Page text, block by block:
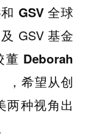
和 GSV 全球
及 GSV 基金
董 Deborah
，希望从创
两种视角出